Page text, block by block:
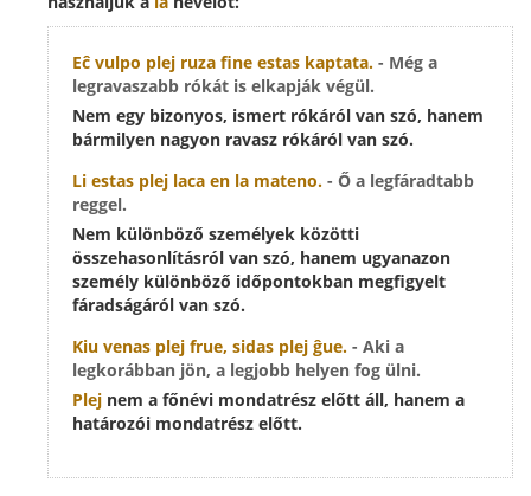
Eĉ vulpo plej ruza fine estas kaptata. - Még a
legravaszabb rókát is elkapják végül.
Nem egy bizonyos, ismert rókáról van szó, hanem
bármilyen nagyon ravasz rókáról van szó.
Li estas plej laca en la mateno. - Ő a legfáradtabb
reggel.
Nem különböző személyek közötti
összehasonlításról van szó, hanem ugyanazon
személy különböző időpontokban megfigyelt
fáradságáról van szó.
Kiu venas plej frue, sidas plej ĝue. - Aki a
legkorábban jön, a legjobb helyen fog ülni.
Plej nem a főnévi mondatrész előtt áll, hanem a
határozói mondatrész előtt.